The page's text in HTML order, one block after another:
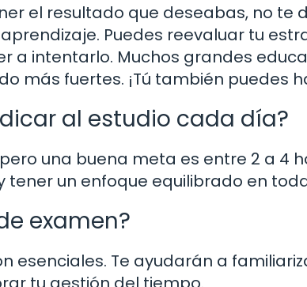
el resultado que deseabas, no te
Puedes reevaluar tu
a intentarlo. Muchos grandes
más fuertes. ¡Tú también puedes
al estudio cada día?
una buena meta es entre 2 a 4
un enfoque equilibrado en
examen?
esenciales. Te ayudarán a